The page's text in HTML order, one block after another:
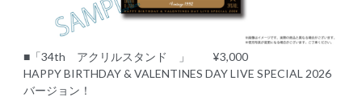
■「34th アクリルスタンド 」 ¥3,000
HAPPY BIRTHDAY & VALENTINES DAY LIVE SPECIAL 2026
バージョン！